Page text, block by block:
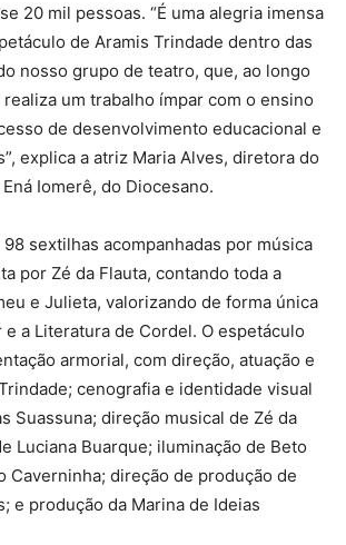
20 mil pessoas. “É uma alegria imensa
de Aramis Trindade dentro das
nosso grupo de teatro, que, ao longo
um trabalho ímpar com o ensino
de desenvolvimento educacional e
explica a atriz Maria Alves, diretora do
Iomerê, do Diocesano.
sextilhas acompanhadas por música
por Zé da Flauta, contando toda a
e Julieta, valorizando de forma única
a Literatura de Cordel. O espetáculo
armorial, com direção, atuação e
cenografia e identidade visual
Suassuna; direção musical de Zé da
Luciana Buarque; iluminação de Beto
Caverninha; direção de produção de
e produção da Marina de Ideias